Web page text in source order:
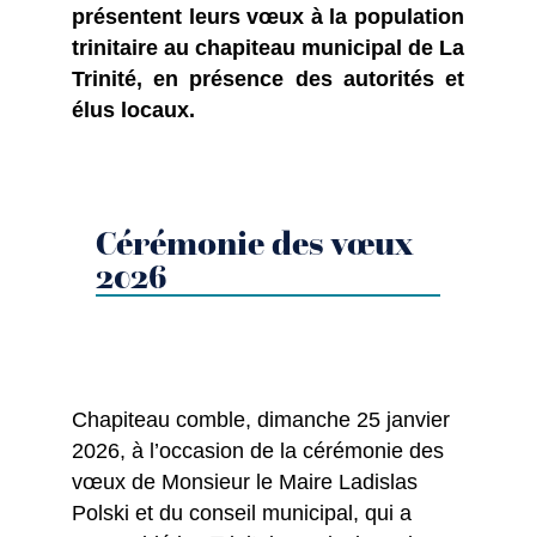
présentent leurs vœux à la population
trinitaire au chapiteau municipal de La
Trinité, en présence des autorités et
élus locaux.
Cérémonie des vœux
2026
Chapiteau comble, dimanche 25 janvier
2026, à l’occasion de la cérémonie des
vœux de Monsieur le Maire Ladislas
Polski et du conseil municipal, qui a